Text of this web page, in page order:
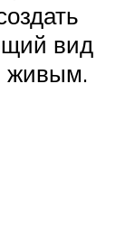
вид
живым.